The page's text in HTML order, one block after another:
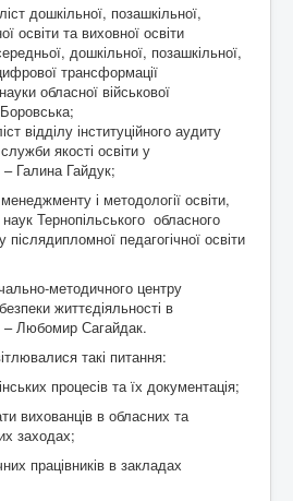
дошкільної, позашкільної,
освіти та виховної освіти
дошкільної, позашкільної,
трансформації
обласної військової
відділу інституційного аудиту
якості освіти у
– Галина Гайдук;
і методології освіти,
Тернопільського обласного
післядипломної педагогічної освіти
методичного центру
життєдіяльності в
– Любомир Сагайдак.
такі питання:
процесів та їх документація;
вихованців в обласних та
заходах;
працівників в закладах